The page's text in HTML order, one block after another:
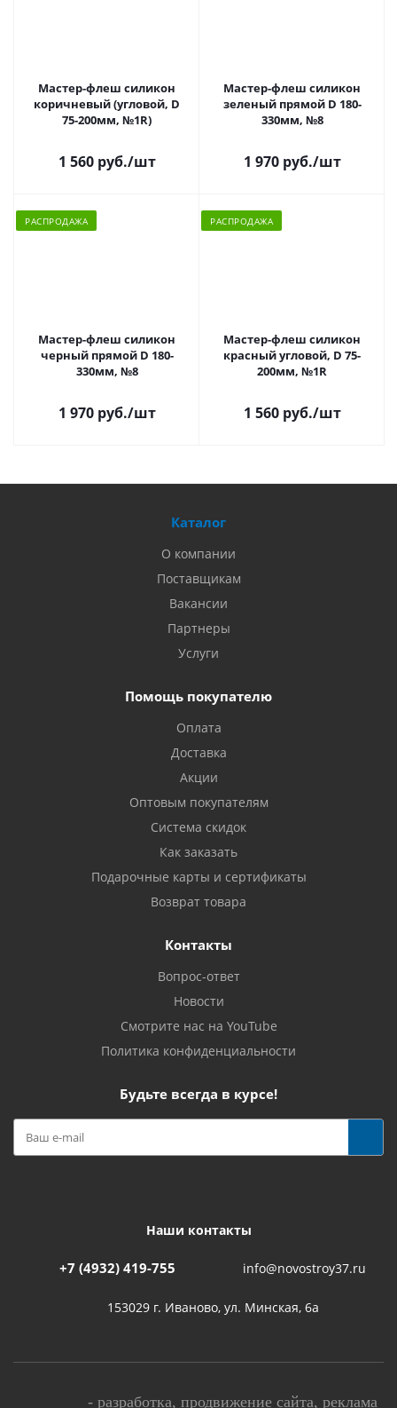
Мастер-флеш силикон
коричневый (угловой, D
75-200мм, №1R)
1 560 руб./шт
Мастер-флеш силикон
зеленый прямой D 180-
330мм, №8
1 970 руб./шт
РАСПРОДАЖА
Мастер-флеш силикон
черный прямой D 180-
330мм, №8
1 970 руб./шт
РАСПРОДАЖА
Мастер-флеш силикон
красный угловой, D 75-
200мм, №1R
1 560 руб./шт
Каталог
О компании
Поставщикам
Вакансии
Партнеры
Услуги
Помощь покупателю
Оплата
Доставка
Акции
Оптовым покупателям
Система скидок
Как заказать
Подарочные карты и сертификаты
Возврат товара
Контакты
Вопрос-ответ
Новости
Смотрите нас на YouTube
Политика конфиденциальности
Будьте всегда в курсе!
Наши контакты
+7 (4932) 419-755 info@novostroy37.ru
153029 г. Иваново, ул. Минская, 6а
- разработка, продвижение сайта, реклама